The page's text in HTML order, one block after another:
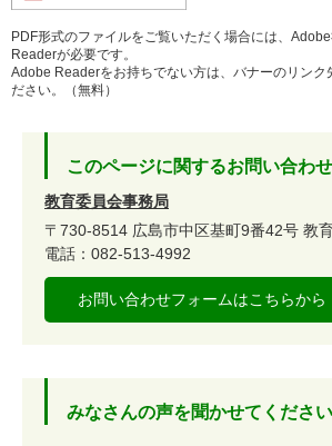
PDF形式のファイルをご覧いただく場合には、
Readerが必要です。
Adobe Readerをお持ちでない方は、バナーのリンク
ださい。（無料）
このページに関するお問い合わ
教育委員会事務局
〒730-8514 広島市中区基町9番42号 教
電話：082-513-4992
お問い合わせフォームはこちらから
みなさんの声を聞かせてください